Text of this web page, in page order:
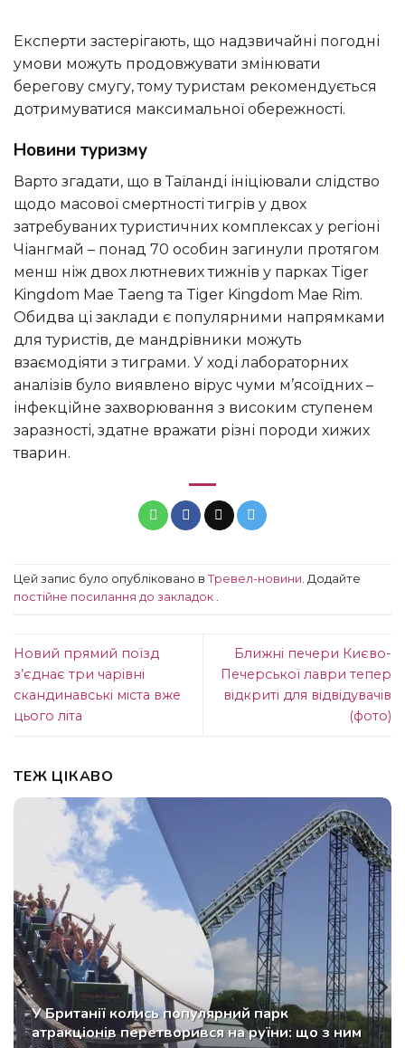
Експерти застерігають, що надзвичайні погодні
умови можуть продовжувати змінювати
берегову смугу, тому туристам рекомендується
дотримуватися максимальної обережності.
Новини туризму
Варто згадати, що в Таїланді ініціювали слідство
щодо масової смертності тигрів у двох
затребуваних туристичних комплексах у регіоні
Чіангмай – понад 70 особин загинули протягом
менш ніж двох лютневих тижнів у парках Tiger
Kingdom Mae Taeng та Tiger Kingdom Mae Rim.
Обидва ці заклади є популярними напрямками
для туристів, де мандрівники можуть
взаємодіяти з тиграми. У ході лабораторних
аналізів було виявлено вірус чуми м’ясоїдних –
інфекційне захворювання з високим ступенем
заразності, здатне вражати різні породи хижих
тварин.
Цей запис було опубліковано в Тревел-новини. Додайте
постійне посилання до закладок .
Новий прямий поїзд
з’єднає три чарівні
скандинавські міста вже
цього літа
Ближні печери Києво-
Печерської лаври тепер
відкриті для відвідувачів
(фото)
ТЕЖ ЦІКАВО
У Британії колись популярний парк
атракціонів перетворився на руїни: що з ним